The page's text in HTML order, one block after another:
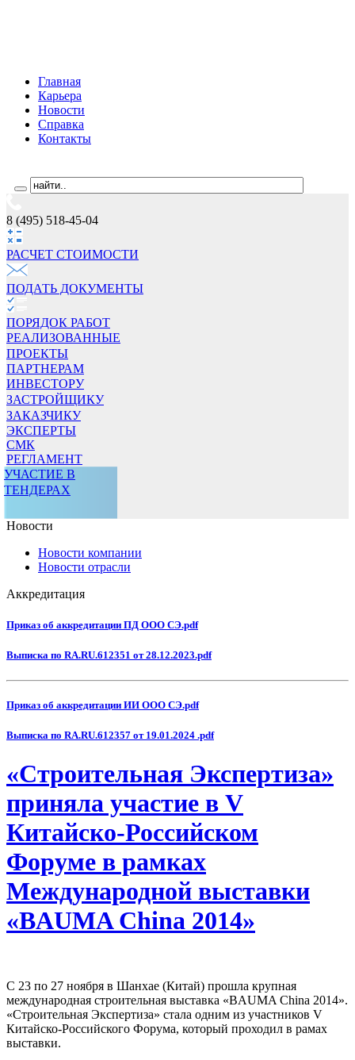
Главная
Карьера
Новости
Справка
Контакты
8 (495) 518-45-04
РАСЧЕТ СТОИМОCТИ
ПОДАТЬ ДОКУМЕНТЫ
ПОРЯДОК РАБОТ
РЕАЛИЗОВАННЫЕ
ПРОЕКТЫ
ПАРТНЕРАМ
ИНВЕСТОРУ
ЗАСТРОЙЩИКУ
ЗАКАЗЧИКУ
ЭКСПЕРТЫ
СМК
РЕГЛАМЕНТ
УЧАСТИЕ В
ТЕНДЕРАХ
Новости
Новости компании
Новости отрасли
Аккредитация
Приказ об аккредитации ПД ООО СЭ.pdf
Выписка по RA.RU.612351 от 28.12.2023.pdf
Приказ об аккредитации ИИ ООО СЭ.pdf
Выписка по RA.RU.612357 от 19.01.2024 .pdf
«Строительная Экспертиза»
приняла участие в V
Китайско-Российском
Форуме в рамках
Международной выставки
«BAUMA China 2014»
С 23 по 27 ноября в Шанхае (Китай) прошла крупная
международная строительная выставка «BAUMA China 2014».
«Строительная Экспертиза» стала одним из участников V
Китайско-Российского Форума, который проходил в рамах
выставки.